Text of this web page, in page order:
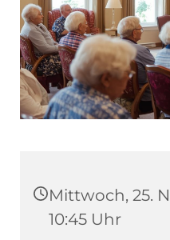
Mittwoch, 25.
10:45 Uhr